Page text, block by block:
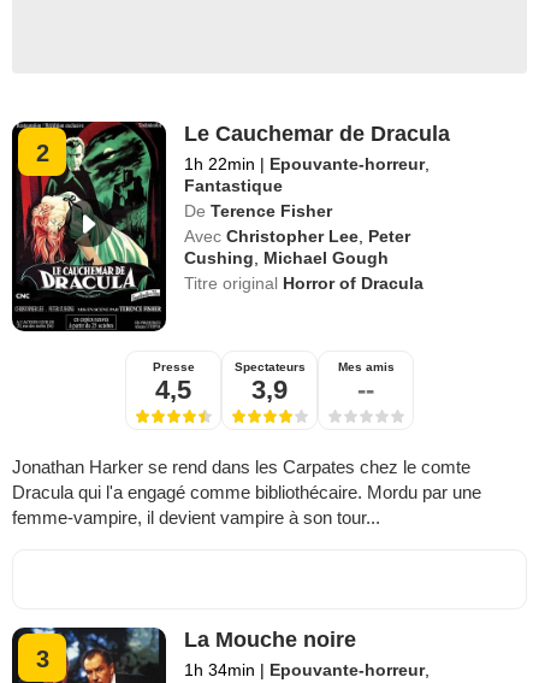
2
Le Cauchemar de Dracula
1h 22min | Epouvante-horreur,
Fantastique
De Terence Fisher
Avec Christopher Lee Peter
Cushing
Michael Gough
Titre original Horror of Dracula
Presse
4,5
Spectateurs
3,9
Mes amis
--
Jonathan Harker se rend dans les Carpates chez le comte
Dracula qui l'a engagé comme bibliothécaire. Mordu par une
femme-vampire, il devient vampire à son tour...
3
La Mouche noire
1h 34min | Epouvante-horreur,